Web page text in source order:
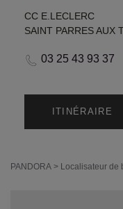
CC E.LECLERC
SAINT PARRES AUX
03 25 43 93 37
ITINÉRAIRE
PANDORA > Localisateur de